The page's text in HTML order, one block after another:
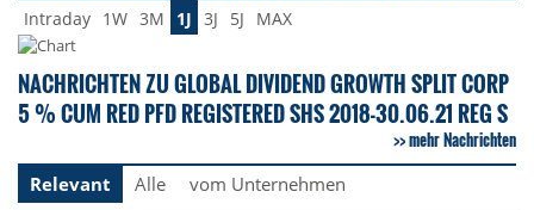
Intraday 1W 3M 1J 3J 5J MAX
NACHRICHTEN ZU GLOBAL DIVIDEND GROWTH SPLIT CORP
5 % CUM RED PFD REGISTERED SHS 2018-30.06.21 REG S
mehr Nachrichten
Relevant
Alle vom Unternehmen